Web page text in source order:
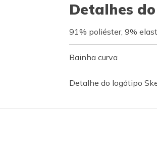
Detalhes
91% poliéster, 9%
Bainha curva
Detalhe do logótipo